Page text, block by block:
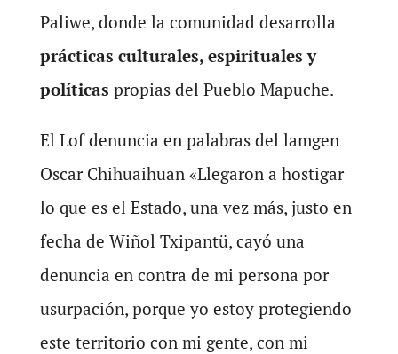
Paliwe, donde la comunidad desarrolla
prácticas culturales, espirituales y
políticas propias del Pueblo Mapuche.
El Lof denuncia en palabras del lamgen
Oscar Chihuaihuan «Llegaron a hostigar
lo que es el Estado, una vez más, justo en
fecha de Wiñol Txipantü, cayó una
denuncia en contra de mi persona por
usurpación, porque yo estoy protegiendo
este territorio con mi gente, con mi